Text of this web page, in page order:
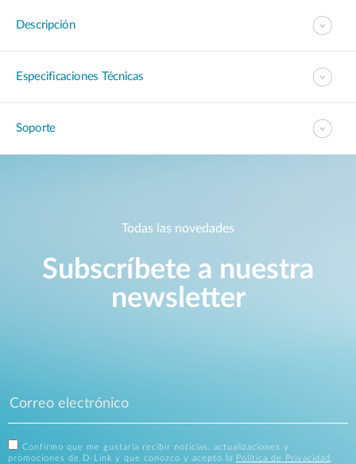
Descripción
Especificaciones Técnicas
Soporte
Todas las novedades
Subscríbete a nuestra
newsletter
Confirmo que me gustaría recibir noticias, actualizaciones y
promociones de D-Link y que conozco y acepto la
Política de Privacidad .